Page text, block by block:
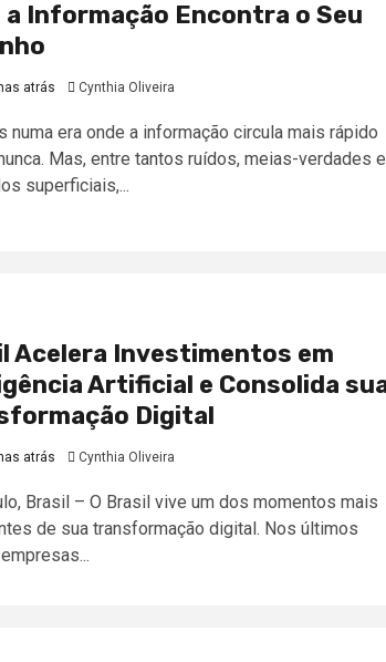
a Informação Encontra o Seu
atrás Cynthia Oliveira
numa era onde a informação circula mais rápido
Mas, entre tantos ruídos, meias-verdades e
superficiais,...
Acelera Investimentos em
Artificial e Consolida
Digital
atrás Cynthia Oliveira
Brasil – O Brasil vive um dos momentos mais
de sua transformação digital. Nos últimos